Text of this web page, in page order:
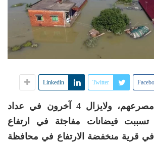
Twitter
Linkedin
لقي 3 أشخاص مصرعهم، ولايزال 4 آخرون في عداد
تسببت فيضانات مفاجئة في ارتفاع
قرية منخفضة الارتفاع في محافظة